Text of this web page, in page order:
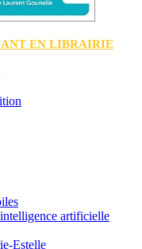
EN LIBRAIRIE
artificielle
Estelle